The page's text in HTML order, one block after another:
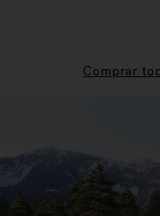
Comprar